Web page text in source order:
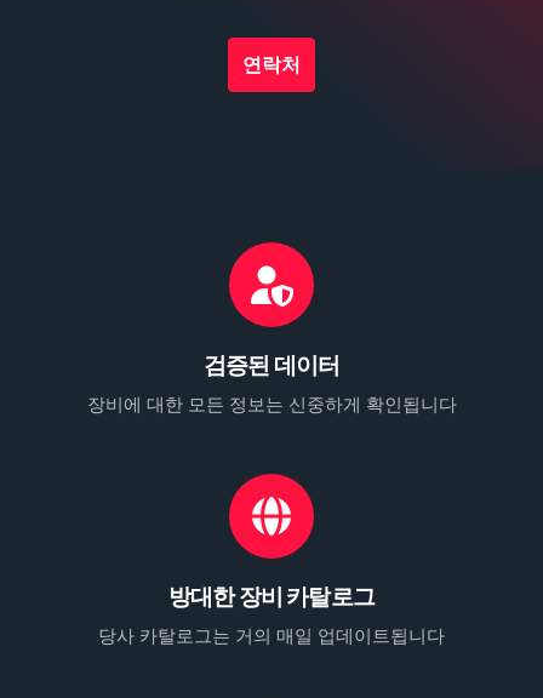
연락처
검증된 데이터
장비에 대한 모든 정보는 신중하게 확인됩니다
방대한 장비 카탈로그
당사 카탈로그는 거의 매일 업데이트됩니다